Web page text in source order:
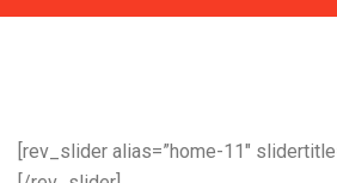
[rev_slider alias=”home-11″